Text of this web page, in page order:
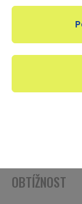
Plavání s
a časech.
řídí aktuálním
OBTÍŽNOST